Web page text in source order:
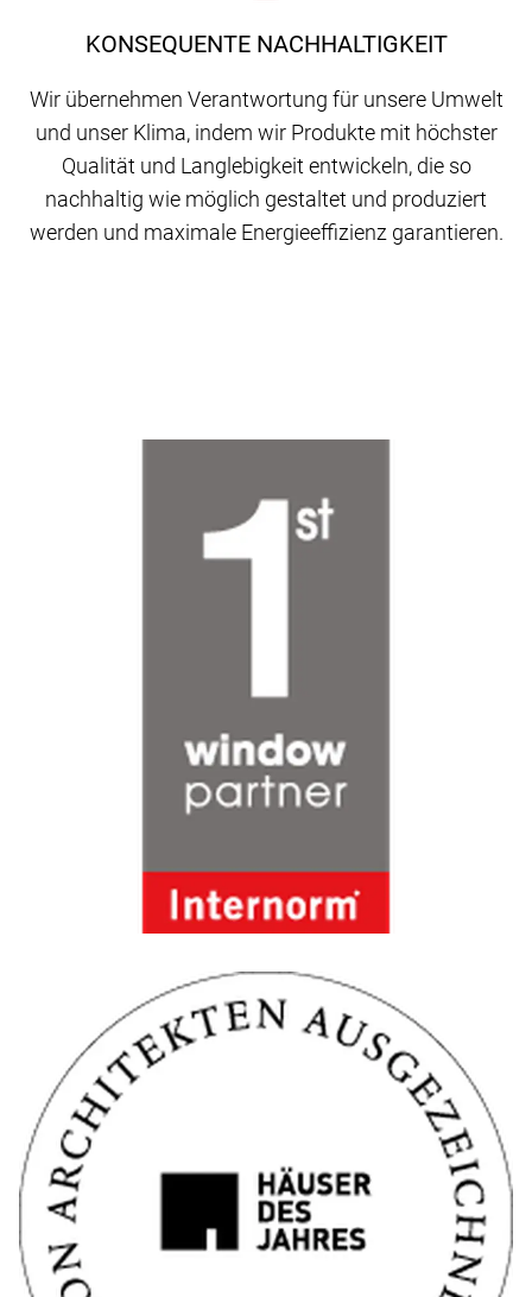
KONSEQUENTE NACHHALTIGKEIT
Wir übernehmen Verantwortung für unsere Umwelt
und unser Klima, indem wir Produkte mit höchster
Qualität und Langlebigkeit entwickeln, die so
nachhaltig wie möglich gestaltet und produziert
werden und maximale Energieeffizienz garantieren.